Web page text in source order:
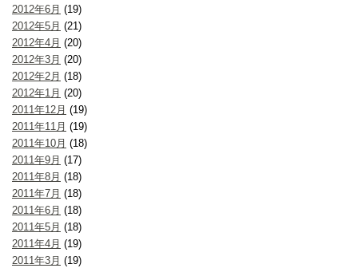
2012年6月 (19)
2012年5月 (21)
2012年4月 (20)
2012年3月 (20)
2012年2月 (18)
2012年1月 (20)
2011年12月 (19)
2011年11月 (19)
2011年10月 (18)
2011年9月 (17)
2011年8月 (18)
2011年7月 (18)
2011年6月 (18)
2011年5月 (18)
2011年4月 (19)
2011年3月 (19)